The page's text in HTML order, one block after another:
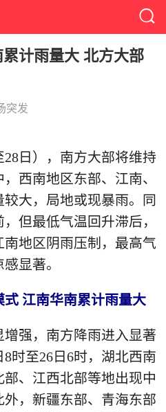
计雨量大 北方大部
突发
日），南方大部将维持
西南地区东部、江南、
大，局地或现暴雨。同
但最低气温回升滞后，
地区阴雨压制，最高气
显著。
江南华南累计雨量大
强，南方降雨进入显著
时至26日6时，湖北西南
、江西北部等地出现中
，新疆东部、青海东部